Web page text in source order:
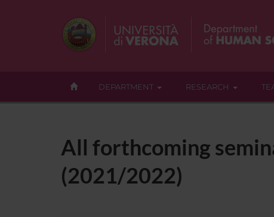
DEPARTMENT RESEARCH
All forthcoming
(2021/2022)